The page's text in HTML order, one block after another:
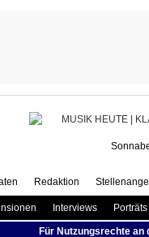
Anke hat Zeit
Redaktion
Interviews Porträts
Für Nutzungsrechte an